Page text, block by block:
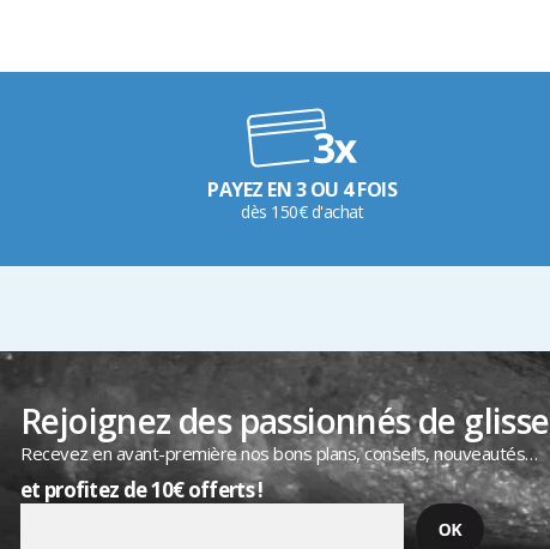
PAYEZ EN 3 OU 4 FOIS
dès 150€ d'achat
Rejoignez des passionnés de glisse
Recevez en avant-première nos bons plans, conseils, nouveautés…
et profitez de 10€ offerts !